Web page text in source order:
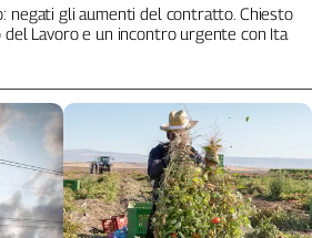
negati gli aumenti del contratto. Chiesto
Lavoro e un incontro urgente con Ita